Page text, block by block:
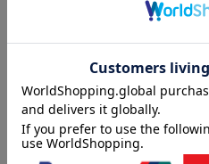
ネジメントの目利きをしてきた最
目次（「BOOK」データ
序章 「人を選ぶ」ということの
を分解する／第２章 人を「階層
質を見抜く実践メソッド／第４